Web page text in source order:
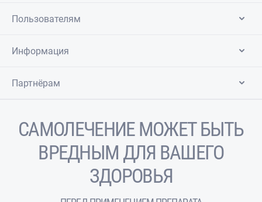
Пользователям
Информация
Партнёрам
САМОЛЕЧЕНИЕ МОЖЕТ БЫТЬ
ВРЕДНЫМ ДЛЯ ВАШЕГО
ЗДОРОВЬЯ